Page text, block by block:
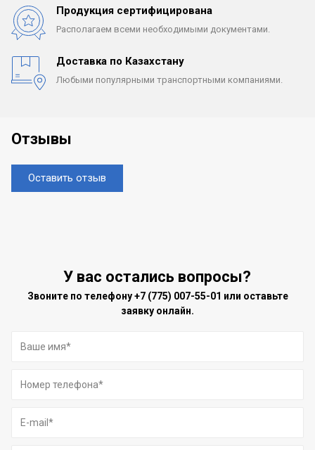
Продукция сертифицирована
Располагаем всеми необходимыми документами.
Доставка по Казахстану
Любыми популярными транспортными компаниями.
Отзывы
Оставить отзыв
У вас остались вопросы?
Звоните по телефону+7 (775) 007-55-01 или оставьте
заявку онлайн.